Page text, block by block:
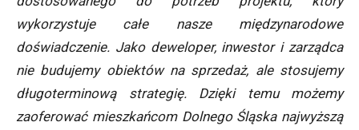
wykorzystuje całe nasze międzynarodowe
doświadczenie. Jako deweloper, inwestor i zarządca
nie budujemy obiektów na sprzedaż, ale stosujemy
długoterminową strategię. Dzięki temu możemy
zaoferować mieszkańcom Dolnego Śląska najwyższą